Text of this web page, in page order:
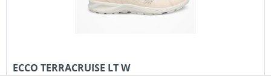
ECCO TERRACRUISE LT W